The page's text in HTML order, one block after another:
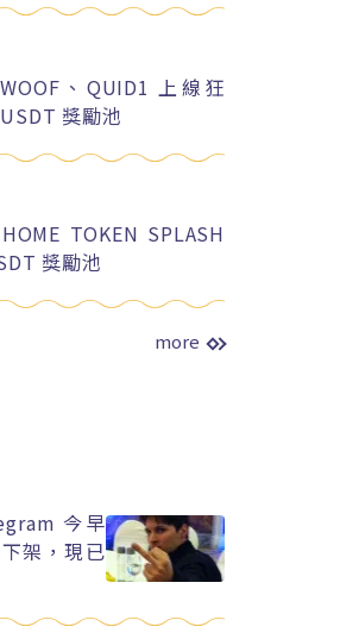
、QUID1 上線狂
獎勵池
TOKEN SPLASH
獎勵池
more
今早
架，現已